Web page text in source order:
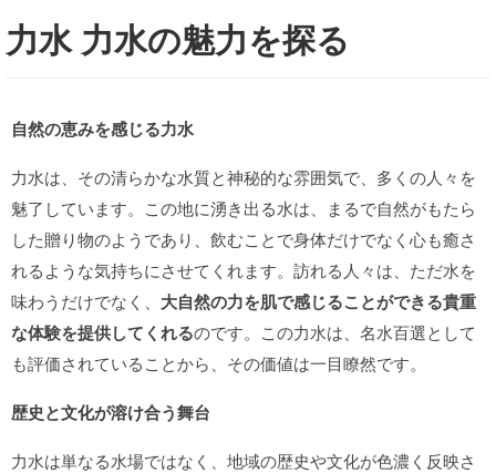
力水 力水の魅力を探る
自然の恵みを感じる力水
力水は、その清らかな水質と神秘的な雰囲気で、多くの人々を
魅了しています。この地に湧き出る水は、まるで自然がもたら
した贈り物のようであり、飲むことで身体だけでなく心も癒さ
れるような気持ちにさせてくれます。訪れる人々は、ただ水を
味わうだけでなく、 大自然の力を肌で感じることができる貴重
な体験を提供してくれるのです。この力水は、名水百選として
も評価されていることから、その価値は一目瞭然です。
歴史と文化が溶け合う舞台
力水は単なる水場ではなく、地域の歴史や文化が色濃く反映さ